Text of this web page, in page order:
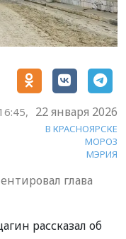
22 января 2026
В КРАСНОЯРСКЕ
МОРОЗ
МЭРИЯ
глава
рассказал об